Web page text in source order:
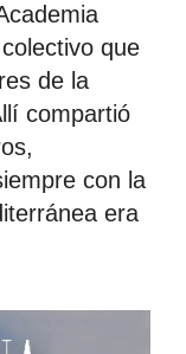
que
de la
compartió
con la
era